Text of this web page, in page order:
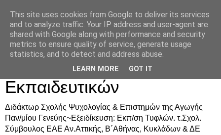
Δρ. Ράνια Χιουρέα-
Συμβουλευτική &
Υποστήριξη Γονέων &
Εκπαιδευτικών
Διδάκτωρ Σχολής Ψυχολογίας & Επιστημών της Αγωγής
Παν/μίου Γενεύης~Εξειδίκευση: Εκπ/ση Τυφλών. τ.Σχολ.
Σύμβουλος ΕΑΕ Αν.Αττικής, Β΄Αθήνας, Κυκλάδων & ΔΕ
This site uses cookies from Google to deliver its services
and to analyze traffic. Your IP address and user-agent are
shared with Google along with performance and security
metrics to ensure quality of service, generate usage
statistics, and to detect and address abuse.
LEARN MORE GOT IT